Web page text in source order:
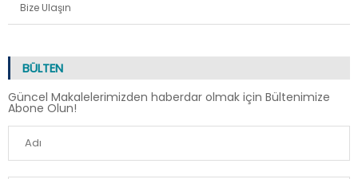
Bize Ulaşın
BÜLTEN
Güncel Makalelerimizden haberdar olmak için Bültenimize
Abone Olun!